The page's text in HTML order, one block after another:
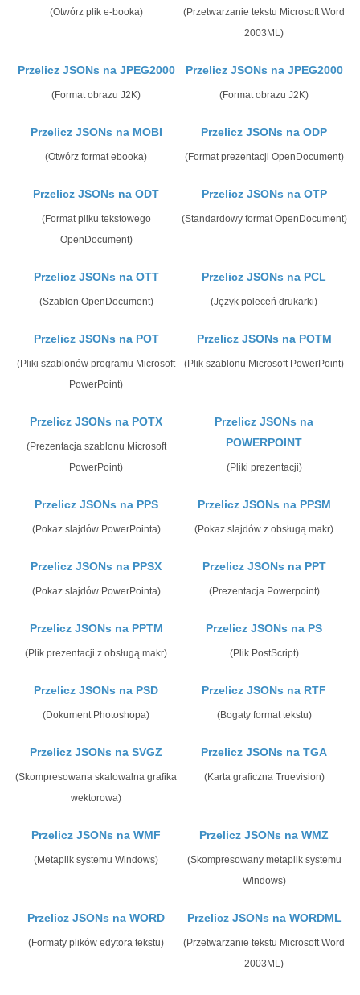
(Otwórz plik e-booka)
(Przetwarzanie tekstu Microsoft Word
2003ML)
Przelicz JSONs na JPEG2000
(Format obrazu J2K)
Przelicz JSONs na JPEG2000
(Format obrazu J2K)
Przelicz JSONs na MOBI
(Otwórz format ebooka)
Przelicz JSONs na ODP
(Format prezentacji OpenDocument)
Przelicz JSONs na ODT
(Format pliku tekstowego
OpenDocument)
Przelicz JSONs na OTP
(Standardowy format OpenDocument)
Przelicz JSONs na OTT
(Szablon OpenDocument)
Przelicz JSONs na PCL
(Język poleceń drukarki)
Przelicz JSONs na POT
(Pliki szablonów programu Microsoft
PowerPoint)
Przelicz JSONs na POTM
(Plik szablonu Microsoft PowerPoint)
Przelicz JSONs na POTX
(Prezentacja szablonu Microsoft
PowerPoint)
Przelicz JSONs na
POWERPOINT
(Pliki prezentacji)
Przelicz JSONs na PPS
(Pokaz slajdów PowerPointa)
Przelicz JSONs na PPSM
(Pokaz slajdów z obsługą makr)
Przelicz JSONs na PPSX
(Pokaz slajdów PowerPointa)
Przelicz JSONs na PPT
(Prezentacja Powerpoint)
Przelicz JSONs na PPTM
(Plik prezentacji z obsługą makr)
Przelicz JSONs na PS
(Plik PostScript)
Przelicz JSONs na PSD
(Dokument Photoshopa)
Przelicz JSONs na RTF
(Bogaty format tekstu)
Przelicz JSONs na SVGZ
(Skompresowana skalowalna grafika
wektorowa)
Przelicz JSONs na TGA
(Karta graficzna Truevision)
Przelicz JSONs na WMF
(Metaplik systemu Windows)
Przelicz JSONs na WMZ
(Skompresowany metaplik systemu
Windows)
Przelicz JSONs na WORD
(Formaty plików edytora tekstu)
Przelicz JSONs na WORDML
(Przetwarzanie tekstu Microsoft Word
2003ML)